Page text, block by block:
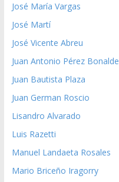
José María Vargas
José Martí
José Vicente Abreu
Juan Antonio Pérez Bonalde
Juan Bautista Plaza
Juan German Roscio
Lisandro Alvarado
Luis Razetti
Manuel Landaeta Rosales
Mario Briceño Iragorry